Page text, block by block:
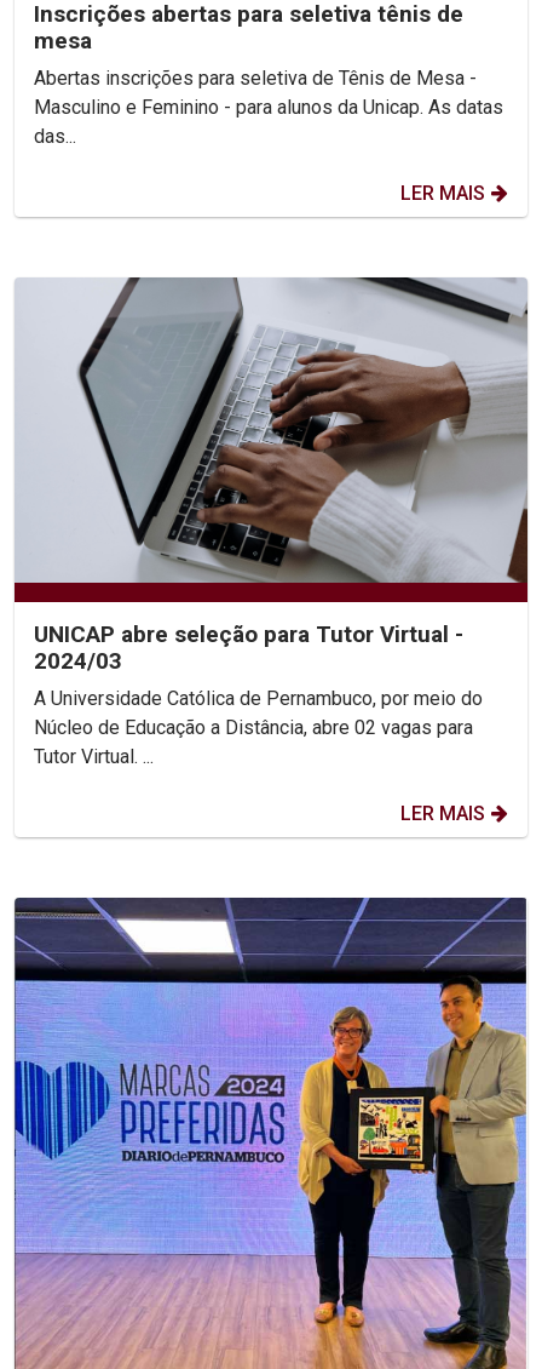
Inscrições abertas para seletiva tênis de
mesa
Abertas inscrições para seletiva de Tênis de Mesa -
Masculino e Feminino - para alunos da Unicap. As datas
das...
LER MAIS
UNICAP abre seleção para Tutor Virtual -
2024/03
A Universidade Católica de Pernambuco, por meio do
Núcleo de Educação a Distância, abre 02 vagas para
Tutor Virtual. ...
LER MAIS